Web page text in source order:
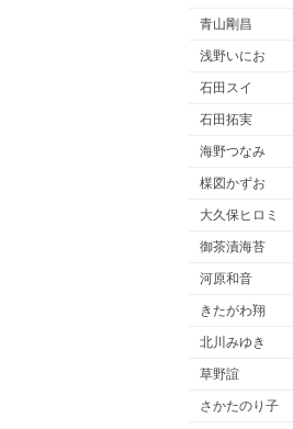
青山剛昌
浅野いにお
石田スイ
石田拓実
海野つなみ
楳図かずお
大久保ヒロミ
御茶漬海苔
河原和音
きたがわ翔
北川みゆき
草野誼
さかたのり子